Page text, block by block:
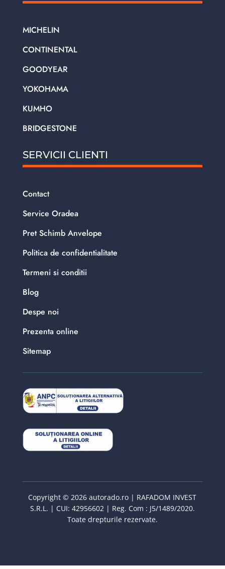
MICHELIN
CONTINENTAL
GOODYEAR
YOKOHAMA
KUMHO
BRIDGESTONE
SERVICII CLIENTI
Contact
Service Oradea
Pret Schimb Anvelope
Politica de confidentialitate
Termeni si conditii
Blog
Despe noi
Prezenta online
Sitemap
Copyright © 2026 autorado.ro | RAFADOM INVEST
S.R.L. | CUI: 42956602 | Reg. Com : J5/1489/2020.
Toate drepturile rezervate.